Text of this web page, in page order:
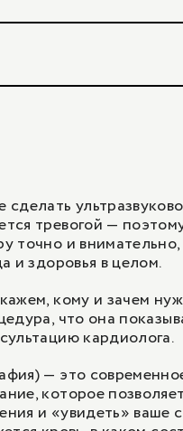
тревогой —
точно и
и здоровья в целом.
кому и зачем
что она
кардиолога.
— это
которое
и «увидеть» ваше